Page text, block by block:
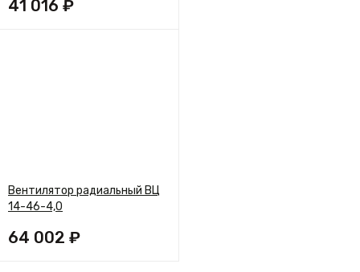
41 016 ₽
Вентилятор радиальный ВЦ
14-46-4,0
64 002 ₽